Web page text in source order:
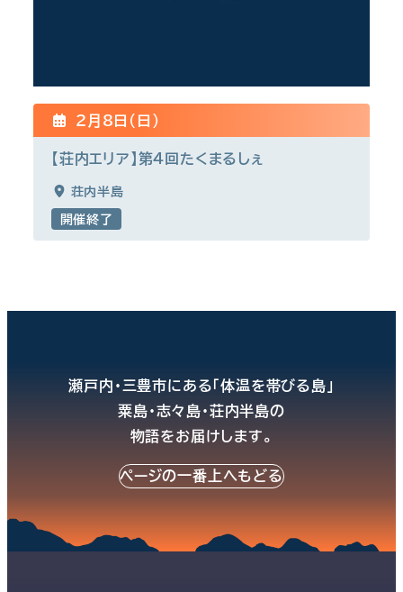
2月8日(日)
【荘内エリア】第４回たくまるしぇ
荘内半島
開催終了
瀬戸内・三豊市にある「体温を帯びる島」
粟島・志々島・荘内半島の
物語をお届けします。
ページの一番上へもどる